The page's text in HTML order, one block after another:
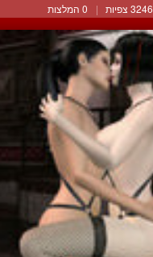
3246 צפיות | 0 המלצות